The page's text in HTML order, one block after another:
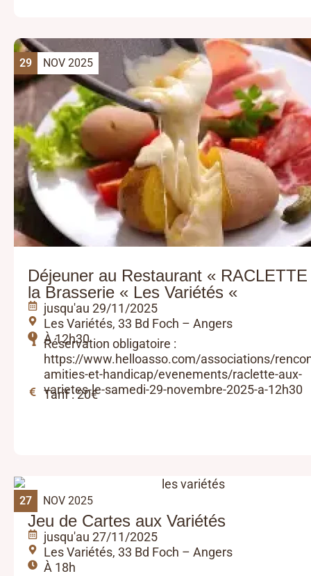
29 NOV 2025
Déjeuner au Restaurant «
la Brasserie « Les Variétés «
jusqu'au 29/11/2025
Les Variétés, 33 Bd Foch – Angers
À 12h30
Réservation obligatoire :
https://www.helloasso.com/associations/
amities-et-handicap/evenements/raclette-aux-
varietes-le-samedi-29-novembre-2025-a-12h30
Tarif : 20€
27 NOV 2025
Jeu de Cartes aux Variétés
jusqu'au 27/11/2025
Les Variétés, 33 Bd Foch – Angers
À 18h